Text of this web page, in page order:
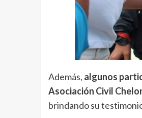
Además, algunos
Asociación Civil
brindando su